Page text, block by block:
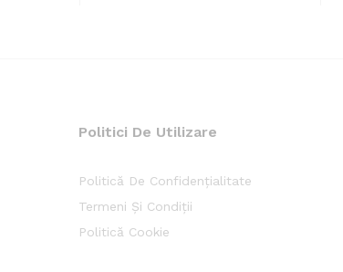
Politici De Utilizare
Politică De Confidențialitate
Termeni Și Condiții
Politică Cookie